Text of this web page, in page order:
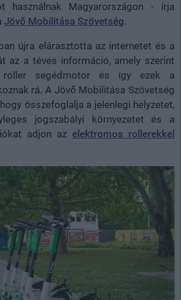
használnak Magyarországon - írja
Jövő Mobilitása Szövetség.
újra elárasztotta az internetet és a
az a téves információ, amely szerint
roller segédmotor és így ezek a
rá. A Jövő Mobilitása Szövetség
összefoglalja a jelenlegi helyzetet,
jogszabályi környezetet és a
adjon az elektromos rollerekkel